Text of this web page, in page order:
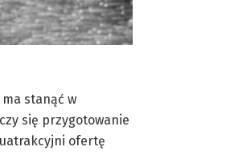
stanąć w
się przygotowanie
ofertę